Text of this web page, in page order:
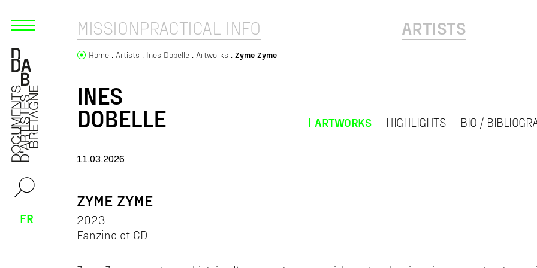
FR
MISSIONPRACTICAL INFO ARTISTS
Home Artists Ines Dobelle Artworks Zyme Zyme
INES
DOBELLE ARTWORKS HIGHLIGHTS BIO /
11.03.2026
ZYME ZYME
2023
Fanzine et CD